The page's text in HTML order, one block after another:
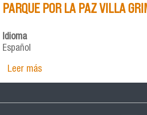
PARQUE POR LA PAZ VILLA
Idioma
Español
Leer mássobre LOS CUADERNOS DE
DUDAS Y DESAFÍOS PARA
GRIMALDI